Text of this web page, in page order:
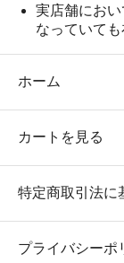
実店舗にお
なっていても
ホーム
カートを見る
特定商取引法に
プライバシーポ